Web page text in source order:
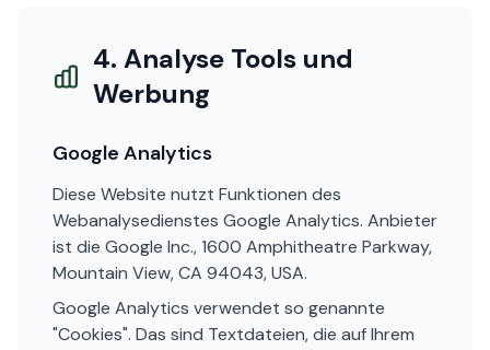
4. Analyse Tools und
Werbung
Google Analytics
Diese Website nutzt Funktionen des
Webanalysedienstes Google Analytics. Anbieter
ist die Google Inc., 1600 Amphitheatre Parkway,
Mountain View, CA 94043, USA.
Google Analytics verwendet so genannte
"Cookies". Das sind Textdateien, die auf Ihrem